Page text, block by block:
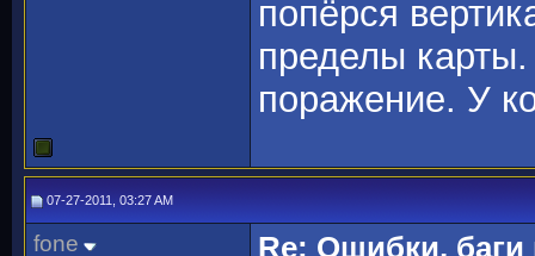
попёрся
пределы
поражение. У
07-27-2011, 03:27 AM
fone Re: Ошибки, баги